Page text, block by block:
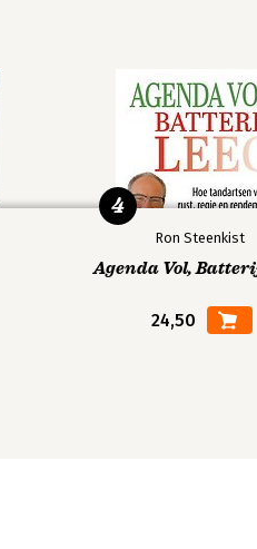
Ron Steenkist
Agenda Vol,
24,50
4